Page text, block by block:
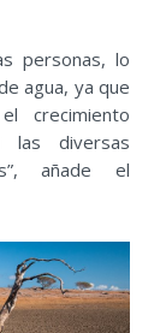
personas, lo
agua, ya que
crecimiento
las diversas
añade el